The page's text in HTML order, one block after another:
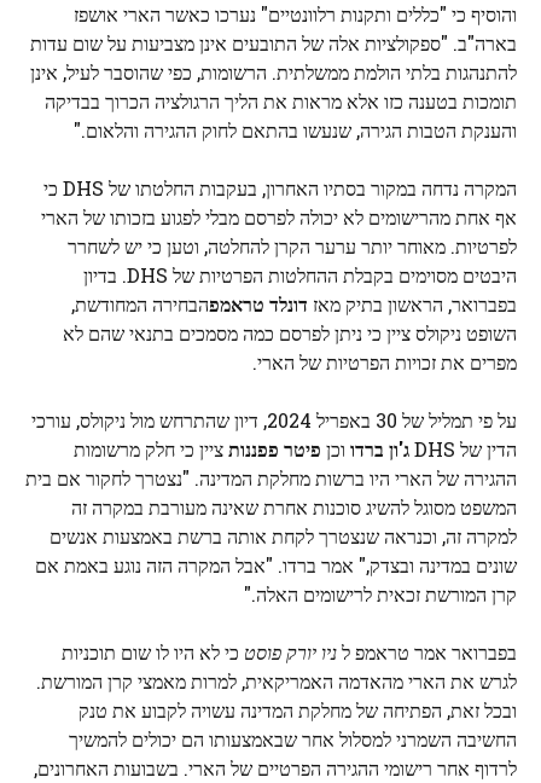
והוסיף כי "כללים ותקנות רלוונטיים" נערכו כאשר הארי אושפז
בארה"ב. "ספקולציות אלה של התובעים אינן מצביעות על שום עדות
להתנהגות בלתי הולמת ממשלתית. הרשומות, כפי שהוסבר לעיל, אינן
תומכות בטענה כזו אלא מראות את הליך הרגולציה הכרוך בבדיקה
והענקת הטבות הגירה, שנעשו בהתאם לחוק ההגירה והלאום."
המקרה נדחה במקור בסתיו האחרון, בעקבות החלטתו של DHS כי
אף אחת מהרישומים לא יכולה לפרסם מבלי לפגוע בזכותו של הארי
לפרטיות. מאוחר יותר ערער הקרן להחלטה, וטען כי יש לשחרר
היבטים מסוימים בקבלת ההחלטות הפרטיות של DHS. בדיון
בפברואר, הראשון בתיק מאז דונלד טראמפהבחירה המחודשת,
השופט ניקולס ציין כי ניתן לפרסם כמה מסמכים בתנאי שהם לא
מפרים את זכויות הפרטיות של הארי.
על פי תמליל של 30 באפריל 2024, דיון שהתרחש מול ניקולס, עורכי
הדין של DHS
ג'ון ברדו וכן פיטר פפננותציין כי חלק מרשומות
ההגירה של הארי היו ברשות מחלקת המדינה. "נצטרך לחקור אם בית
המשפט מסוגל להשיג סוכנות אחרת שאינה מעורבת במקרה זה
למקרה זה, וכנראה שנצטרך לקחת אותה ברשת באמצעות אנשים
שונים במדינה ובצדק," אמר ברדו. "אבל המקרה הזה נוגע באמת אם
קרן המורשת זכאית לרישומים האלה."
בפברואר אמר טראמפ לניו יורק פוסט כי לא היו לו שום תוכניות
לגרש את הארי מהאדמה האמריקאית, למרות מאמצי קרן המורשת.
ובכל זאת, הפתיחה של מחלקת המדינה עשויה לקבוע את טנק
החשיבה השמרני למסלול אחר שבאמצעותו הם יכולים להמשיך
לרדוף אחר רישומי ההגירה הפרטיים של הארי. בשבועות האחרונים,